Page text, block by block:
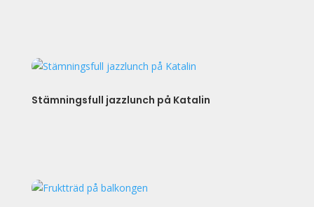
Stämningsfull jazzlunch på Katalin